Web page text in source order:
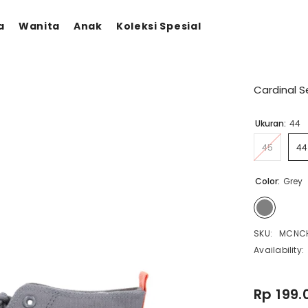
Wanita Anak Koleksi Spesial
Cardinal
Ukuran: 44
45 44
Color: Grey
SKU:
Availability:
Rp